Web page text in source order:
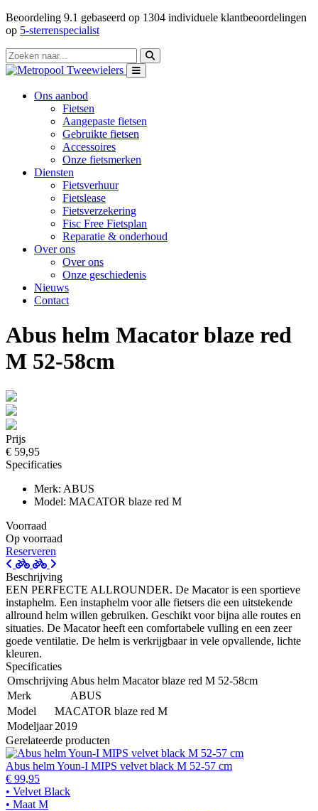
Beoordeling 9.1 gebaseerd op 1304 individuele klantbeoordelingen
op 5-sterrenspecialist
Ons aanbod
Fietsen
Aangepaste fietsen
Gebruikte fietsen
Accessoires
Onze fietsmerken
Diensten
Fietsverhuur
Fietslease
Fietsverzekering
Fisc Free Fietsplan
Reparatie & onderhoud
Over ons
Over ons
Onze geschiedenis
Nieuws
Contact
Abus helm Macator blaze red
M 52-58cm
Prijs
€ 59,95
Specificaties
Merk: ABUS
Model: MACATOR blaze red M
Voorraad
Op voorraad
Reserveren
Beschrijving
EEN PERFECTE ALLROUNDER. De Macator is een sportieve
instaphelm. Een instaphelm voor alle fietsers die een uitstekende
allround helm willen gebruiken. Geschikt voor bijna alle routes en
situaties. De Macator heeft een comfortabele vulling en een zeer
goede ventilatie. De helm is verkrijgbaar in vele opvallende, lichte
kleuren.
Specificaties
Omschrijving Abus helm Macator blaze red M 52-58cm
Merk
ABUS
Model
MACATOR blaze red M
Modeljaar 2019
Gerelateerde producten
Abus helm Youn-I MIPS velvet black M 52-57 cm
€ 99,95
• Velvet Black
• Maat M